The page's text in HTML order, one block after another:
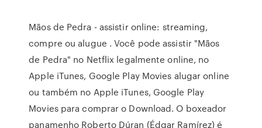
Mãos de Pedra - assistir online: streaming,
compre ou alugue . Você pode assistir "Mãos
de Pedra" no Netflix legalmente online, no
Apple iTunes, Google Play Movies alugar online
ou também no Apple iTunes, Google Play
Movies para comprar o Download. O boxeador
panamenho Roberto Dúran (Édgar Ramírez) é